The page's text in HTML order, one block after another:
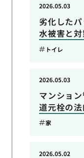
劣化した
水被害と対
2026.05.03
トイレ
マンショ
道元栓の
2026.05.03
家
2026.05.02